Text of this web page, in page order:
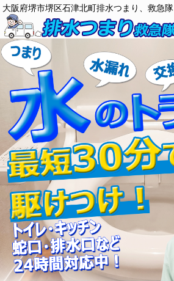
大阪府堺市堺区石津北町排水つまり、救急隊